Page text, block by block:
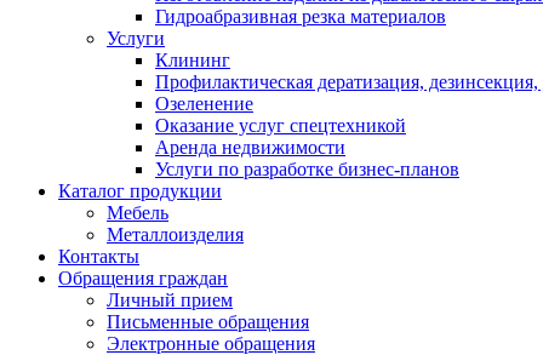
Гидроабразивная резка материалов
Услуги
Клининг
Профилактическая дератизация,
Озеленение
Оказание услуг спецтехникой
Аренда недвижимости
Услуги по разработке бизнес-планов
Каталог продукции
Мебель
Металлоизделия
Контакты
Обращения граждан
Личный прием
Письменные обращения
Электронные обращения